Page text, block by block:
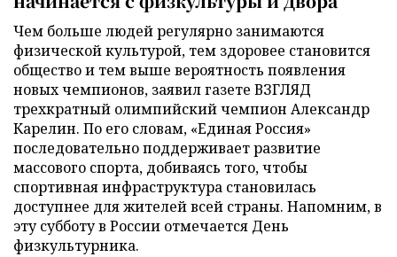
Чем больше людей регулярно занимаются
физической культурой, тем здоровее становится
общество и тем выше вероятность появления
новых чемпионов, заявил газете ВЗГЛЯД
трехкратный олимпийский чемпион Александр
Карелин. По его словам, «Единая Россия»
последовательно поддерживает развитие
массового спорта, добиваясь того, чтобы
спортивная инфраструктура становилась
доступнее для жителей всей страны. Напомним, в
эту субботу в России отмечается День
физкультурника.